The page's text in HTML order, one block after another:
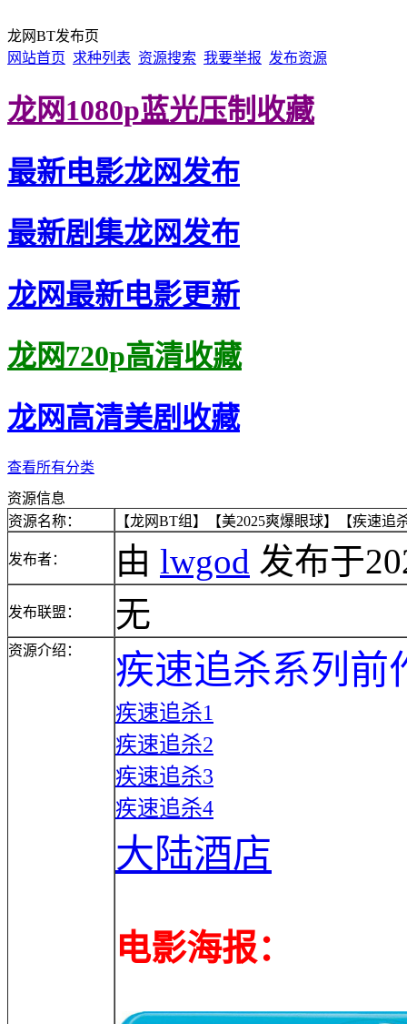
龙网BT发布页
网站首页 求种列表 资源搜索 我要举报 发布资源
龙网1080p蓝光压制收藏
最新电影龙网发布
最新剧集龙网发布
龙网最新电影更新
龙网720p高清收藏
龙网高清美剧收藏
查看所有分类
资源信息
资源名称：
【龙网BT组】【美2025爽爆眼球】【疾速
发布者： 由 lwgod 发布于
发布联盟： 无
资源介绍： 疾速追杀系列前
疾速追杀1
疾速追杀2
疾速追杀3
疾速追杀4
大陆酒店
电影海报：